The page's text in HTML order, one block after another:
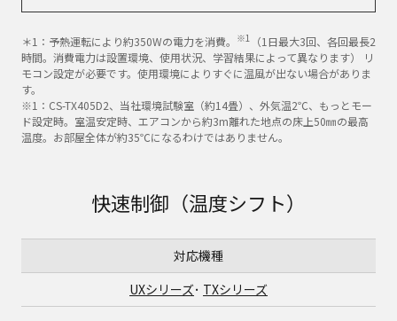
＊1：予熱運転により約350Wの電力を消費。 ※1
（1日最大3回、各回最長2
時間。消費電力は設置環境、使用状況、学習結果によって異なります） リ
モコン設定が必要です。使用環境によりすぐに温風が出ない場合がありま
す。
※1：CS-TX405D2、当社環境試験室（約14畳）、外気温2℃、もっとモー
ド設定時。室温安定時、エアコンから約3m離れた地点の床上50㎜の最高
温度。お部屋全体が約35℃になるわけではありません。
快速制御（温度シフト）
対応機種
UXシリーズ･ TXシリーズ